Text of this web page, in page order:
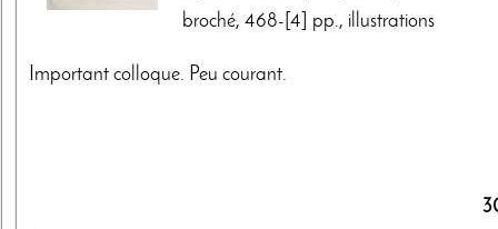
broché, 468-[4] pp., illustrations
Important colloque. Peu courant.